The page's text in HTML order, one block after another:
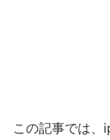
この記事では、